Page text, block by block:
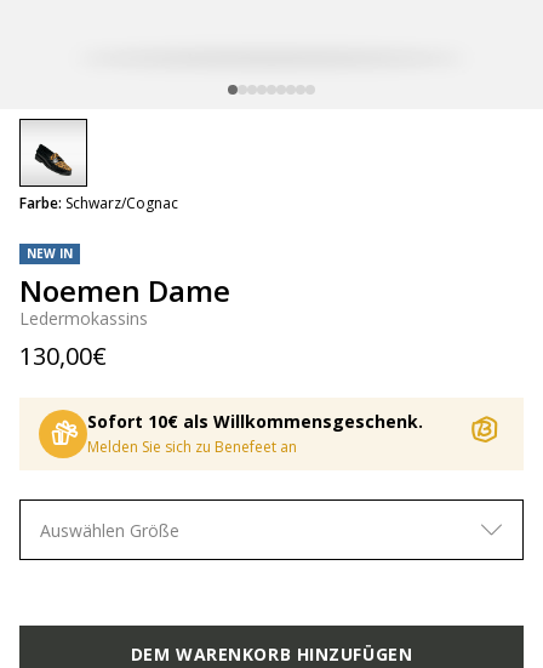
NEW IN
Noemen Dame
Ledermokassins
130,00€
Sofort 10€ als Willkommensgeschenk.
Melden Sie sich zu Benefeet an
Farbe: Schwarz/Cognac
selected
Auswählen Größe
DEM WARENKORB HINZUFÜGEN